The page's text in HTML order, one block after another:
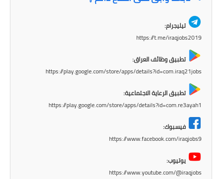
اخبار وقرارات وزارة التعليم
تيليجرام:
https://t.me/iraqjobs2019
تطبيق وظائف العراق:
https://play.google.com/store/apps/details?id=com.iraq21jobs
تطبيق الرعاية الاجتماعية:
https://play.google.com/store/apps/details?id=com.re3ayah1
فيسبوك:
https://www.facebook.com/iraqjobs9
يوتيوب:
https://www.youtube.com/@iraqjobs